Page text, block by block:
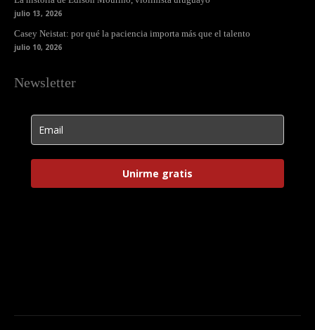
julio 13, 2026
Casey Neistat: por qué la paciencia importa más que el talento
julio 10, 2026
Newsletter
Unirme gratis